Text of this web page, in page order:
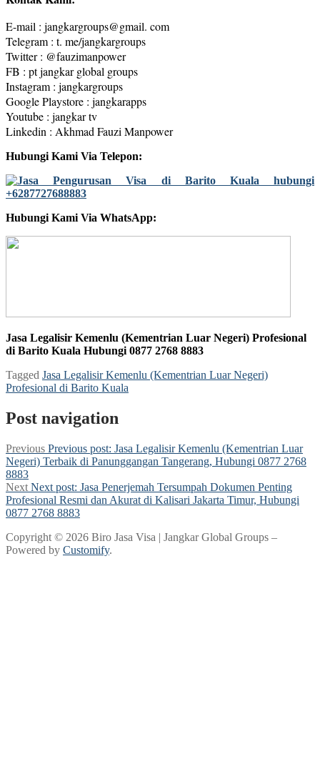
E-mail : jangkargroups@gmail. com
Telegram : t. me/jangkargroups
Twitter : @fauzimanpower
FB : pt jangkar global groups
Instagram : jangkargroups
Google Playstore : jangkarapps
Youtube : jangkar tv
Linkedin : Akhmad Fauzi Manpower
Hubungi Kami Via Telepon:
Hubungi Kami Via WhatsApp:
Jasa Legalisir Kemenlu (Kementrian Luar Negeri) Profesional
di Barito Kuala Hubungi 0877 2768 8883
Tagged Jasa Legalisir Kemenlu (Kementrian Luar Negeri)
Profesional di Barito Kuala
Post navigation
Previous Previous post: Jasa Legalisir Kemenlu (Kementrian Luar
Negeri) Terbaik di Panunggangan Tangerang, Hubungi 0877 2768
8883
Next Next post: Jasa Penerjemah Tersumpah Dokumen Penting
Profesional Resmi dan Akurat di Kalisari Jakarta Timur, Hubungi
0877 2768 8883
Copyright © 2026 Biro Jasa Visa | Jangkar Global Groups –
Powered by Customify.